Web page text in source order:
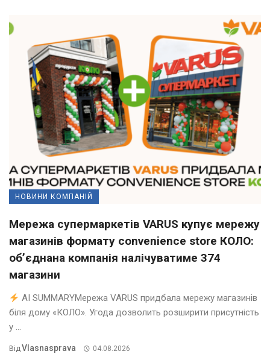
НОВИНИ КОМПАНІЙ
Мережа супермаркетів VARUS купує мережу
магазинів формату convenience store КОЛО:
об’єднана компанія налічуватиме 374
магазини
AI SUMMARYМережа VARUS придбала мережу магазинів
біля дому «КОЛО». Угода дозволить розширити присутність
у ...
ВідVlasnasprava 04.08.2026